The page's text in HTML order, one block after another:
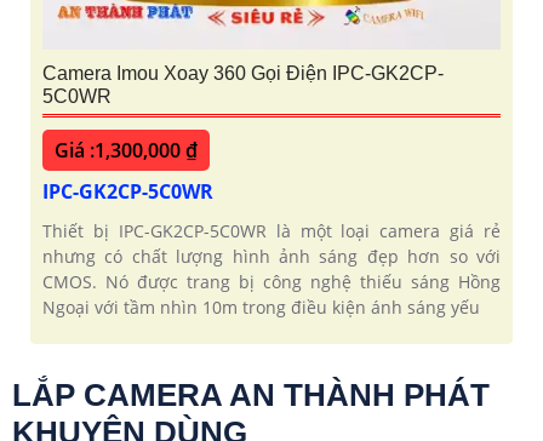
Camera Imou Xoay 360 Gọi Điện IPC-GK2CP-
5C0WR
Giá :1,300,000 ₫
IPC-GK2CP-5C0WR
Thiết bị IPC-GK2CP-5C0WR là một loại camera giá rẻ
nhưng có chất lượng hình ảnh sáng đẹp hơn so với
CMOS. Nó được trang bị công nghệ thiếu sáng Hồng
Ngoại với tầm nhìn 10m trong điều kiện ánh sáng yếu
LẮP CAMERA AN THÀNH PHÁT
KHUYÊN DÙNG